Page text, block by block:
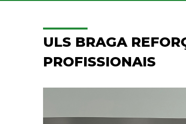
ULS BRAGA
PROFISSIONAIS